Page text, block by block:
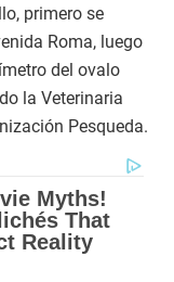
primero se
Roma, luego
del ovalo
la Veterinaria
Pesqueda.